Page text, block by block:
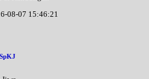
08-07 15:46:21